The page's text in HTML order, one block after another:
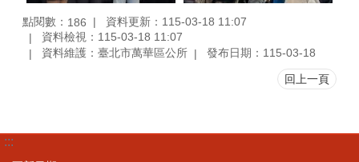
點閱數： 186
資料更新：115-03-18 11:07
資料檢視：115-03-18 11:07
資料維護：臺北市萬華區公所
發布日期：115-03-18
回上一頁
:::